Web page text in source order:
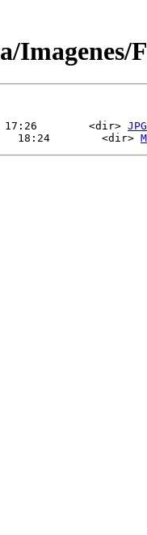
Imagenes/
17:26        <dir> JPG
18:24        <dir>